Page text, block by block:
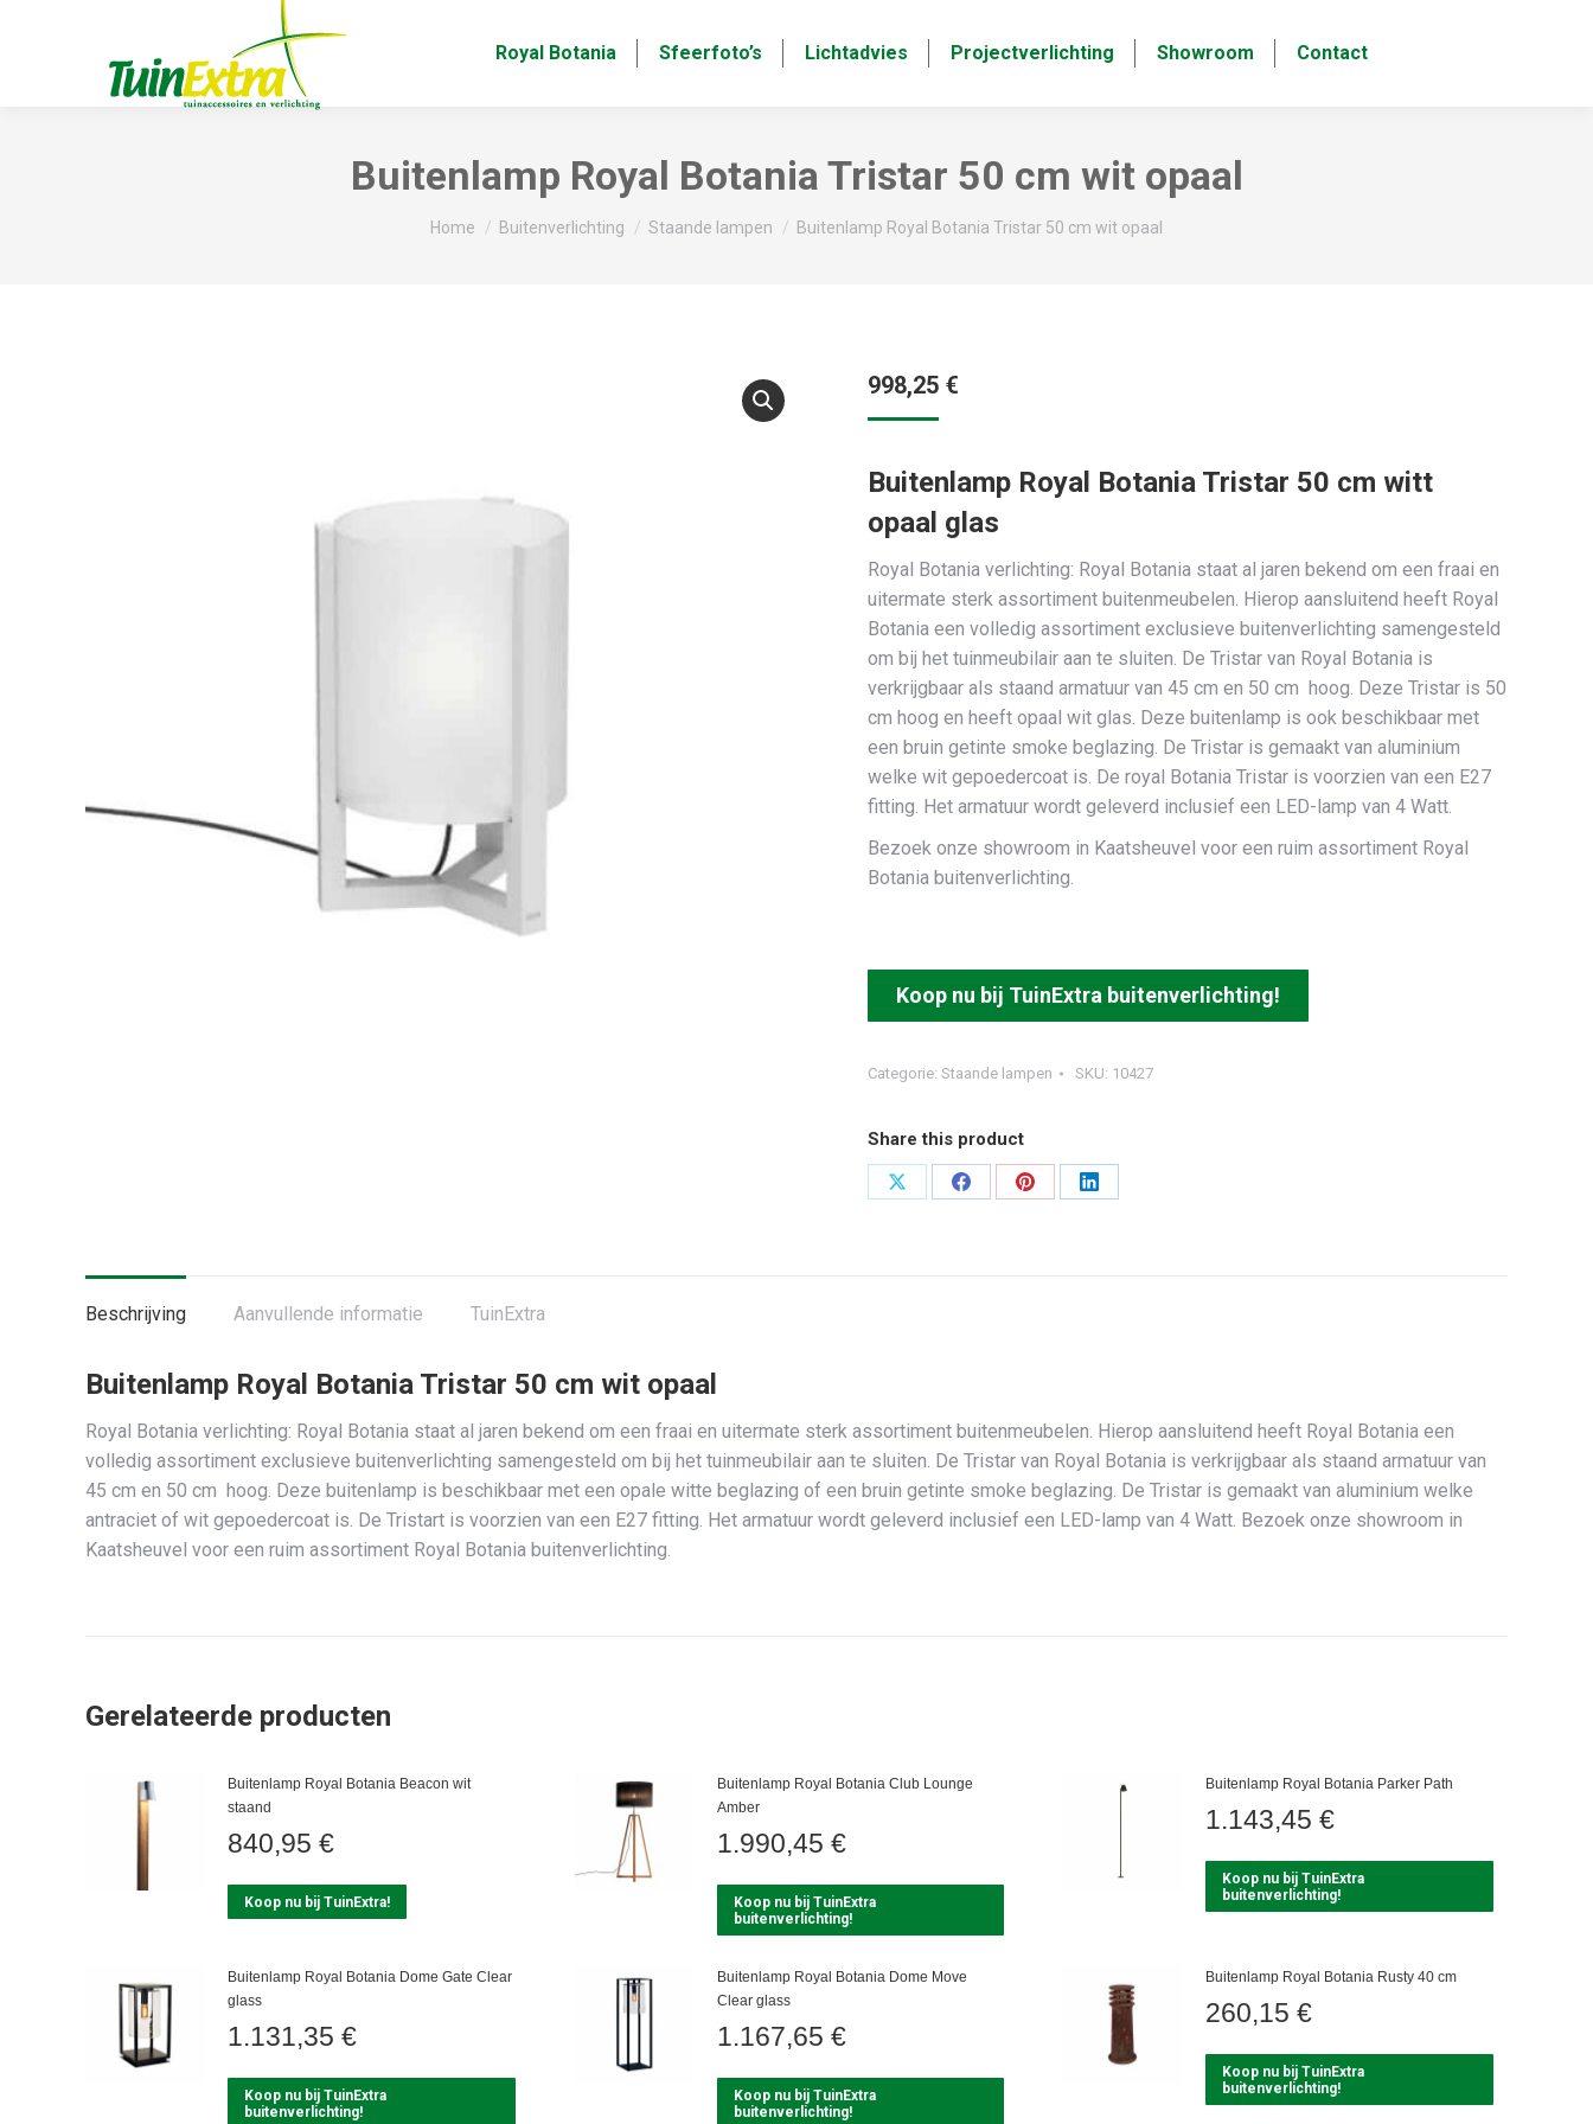
Royal Botania Sfeerfoto’s Lichtadvies Projectverlichting Showroom Contact
Buitenlamp Royal Botania Tristar 50 cm wit opaal
Je bent hier:
Home Buitenverlichting Staande lampen Buitenlamp Royal Botania Tristar 50 cm wit opaal
998,25 €
Buitenlamp Royal Botania Tristar 50 cm witt
opaal glas
Royal Botania verlichting: Royal Botania staat al jaren bekend om een fraai en
uitermate sterk assortiment buitenmeubelen. Hierop aansluitend heeft Royal
Botania een volledig assortiment exclusieve buitenverlichting samengesteld
om bij het tuinmeubilair aan te sluiten. De Tristar van Royal Botania is
verkrijgbaar als staand armatuur van 45 cm en 50 cm hoog. Deze Tristar is 50
cm hoog en heeft opaal wit glas. Deze buitenlamp is ook beschikbaar met
een bruin getinte smoke beglazing. De Tristar is gemaakt van aluminium
welke wit gepoedercoat is. De royal Botania Tristar is voorzien van een E27
fitting. Het armatuur wordt geleverd inclusief een LED-lamp van 4 Watt.
Bezoek onze showroom in Kaatsheuvel voor een ruim assortiment Royal
Botania buitenverlichting.
Koop nu bij TuinExtra buitenverlichting!
Categorie: Staande lampen SKU: 10427
Share this product
Deel
Deel
Deel
Deel
Beschrijving Aanvullende informatie TuinExtra
Buitenlamp Royal Botania Tristar 50 cm wit opaal
Royal Botania verlichting: Royal Botania staat al jaren bekend om een fraai en uitermate sterk assortiment buitenmeubelen. Hierop aansluitend heeft Royal Botania een
volledig assortiment exclusieve buitenverlichting samengesteld om bij het tuinmeubilair aan te sluiten. De Tristar van Royal Botania is verkrijgbaar als staand armatuur van
45 cm en 50 cm hoog. Deze buitenlamp is beschikbaar met een opale witte beglazing of een bruin getinte smoke beglazing. De Tristar is gemaakt van aluminium welke
antraciet of wit gepoedercoat is. De Tristart is voorzien van een E27 fitting. Het armatuur wordt geleverd inclusief een LED-lamp van 4 Watt. Bezoek onze showroom in
Kaatsheuvel voor een ruim assortiment Royal Botania buitenverlichting.
Gerelateerde producten
Buitenlamp Royal Botania Beacon wit
staand
840,95 €
Koop nu bij TuinExtra!
Buitenlamp Royal Botania Club Lounge
Amber
1.990,45 €
Koop nu bij TuinExtra
buitenverlichting!
Buitenlamp Royal Botania Parker Path
1.143,45 €
Koop nu bij TuinExtra
buitenverlichting!
Buitenlamp Royal Botania Dome Gate Clear
glass
1.131,35 €
Koop nu bij TuinExtra
buitenverlichting!
Buitenlamp Royal Botania Dome Move
Clear glass
1.167,65 €
Koop nu bij TuinExtra
buitenverlichting!
Buitenlamp Royal Botania Rusty 40 cm
260,15 €
Koop nu bij TuinExtra
buitenverlichting!